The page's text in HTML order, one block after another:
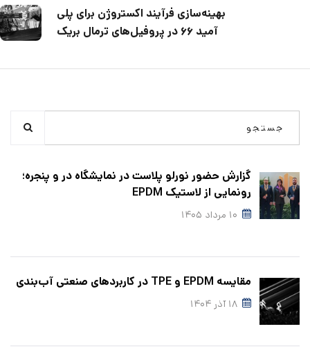
بهینه‌سازی فرآیند اکستروژن برای پلی
آمید ۶۶ در پروفیل‌های ترمال بریک
گزارش حضور نورلو پلاست در نمایشگاه در و پنجره؛
رونمایی از لاستیک EPDM
۱۰ مرداد ۱۴۰۵
مقایسه EPDM و TPE در کاربردهای صنعتی آب‌بندی
۱۸ آذر ۱۴۰۴